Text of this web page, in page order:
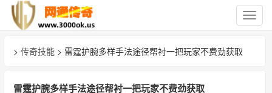
切
换
> 传奇技能 > 雷霆护腕多样手法途径帮衬一把玩家不费劲获取
雷霆护腕多样手法途径帮衬一把玩家不费劲获取